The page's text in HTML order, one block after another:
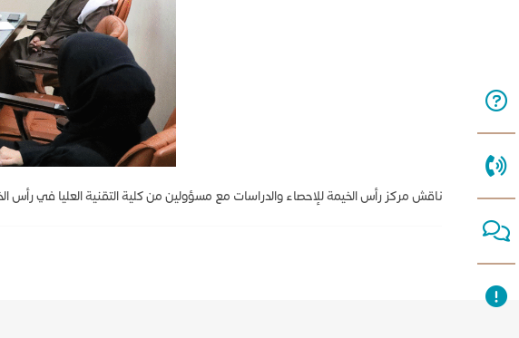
ناقش مركز رأس الخيمة للإحصاء والدراسات مع مسؤولين من كلية التقنية العليا في رأس